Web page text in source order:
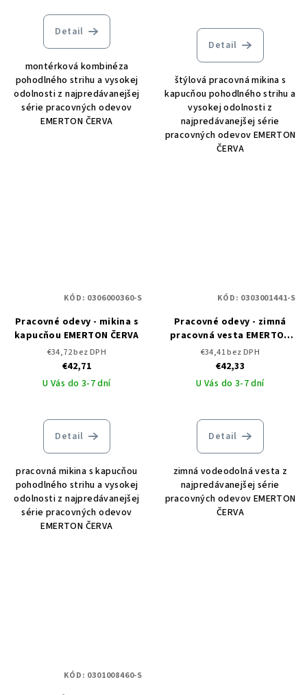
Detail
montérková kombinéza
pohodlného strihu a vysokej
odolnosti z najpredávanejšej
série pracovných odevov
EMERTON ČERVA
Detail
štýlová pracovná mikina s
kapucňou pohodlného strihu a
vysokej odolnosti z
najpredávanejšej série
pracovných odevov EMERTON
ČERVA
Pracovné odevy - mikina s
kapucňou EMERTON ČERVA
€34,72 bez DPH
€42,71
U Vás do 3-7 dní
Detail
pracovná mikina s kapucňou
pohodlného strihu a vysokej
odolnosti z najpredávanejšej
série pracovných odevov
EMERTON ČERVA
KÓD: 0306000360-S
Pracovné odevy - zimná
pracovná vesta EMERTON
ČERVA
€34,41 bez DPH
€42,33
U Vás do 3-7 dní
Detail
zimná vodeodolná vesta z
najpredávanejšej série
pracovných odevov EMERTON
ČERVA
KÓD: 0303001441-S
KÓD: 0301008460-S